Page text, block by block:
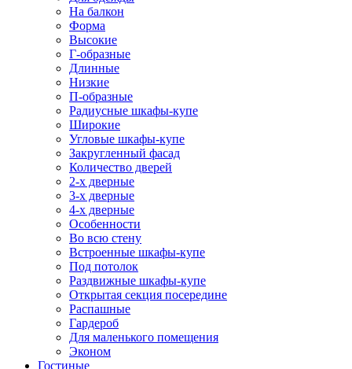
На балкон
Форма
Высокие
Г-образные
Длинные
Низкие
П-образные
Радиусные шкафы-купе
Широкие
Угловые шкафы-купе
Закругленный фасад
Количество дверей
2-х дверные
3-х дверные
4-х дверные
Особенности
Во всю стену
Встроенные шкафы-купе
Под потолок
Раздвижные шкафы-купе
Открытая секция посередине
Распашные
Гардероб
Для маленького помещения
Эконом
Гостиные